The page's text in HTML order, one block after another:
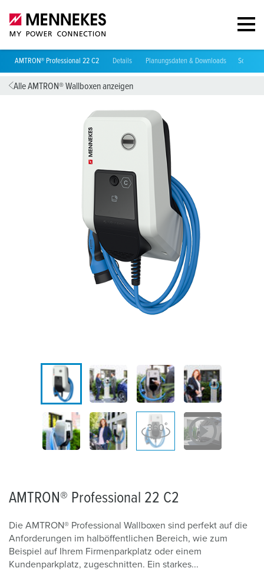
AMTRON® Professional 22 C2 Details Planungsdaten & Downloads
Alle AMTRON® Wallboxen anzeigen
AMTRON® Professional 22 C2
Die AMTRON® Professional Wallboxen sind perfekt auf die
Anforderungen im halböffentlichen Bereich, wie zum
Beispiel auf Ihrem Firmenparkplatz oder einem
Kundenparkplatz, zugeschnitten. Ein starkes...